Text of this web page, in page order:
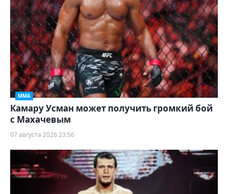
ММА
Камару Усман может получить громкий бой
с Махачевым
07 августа 2026 23:56